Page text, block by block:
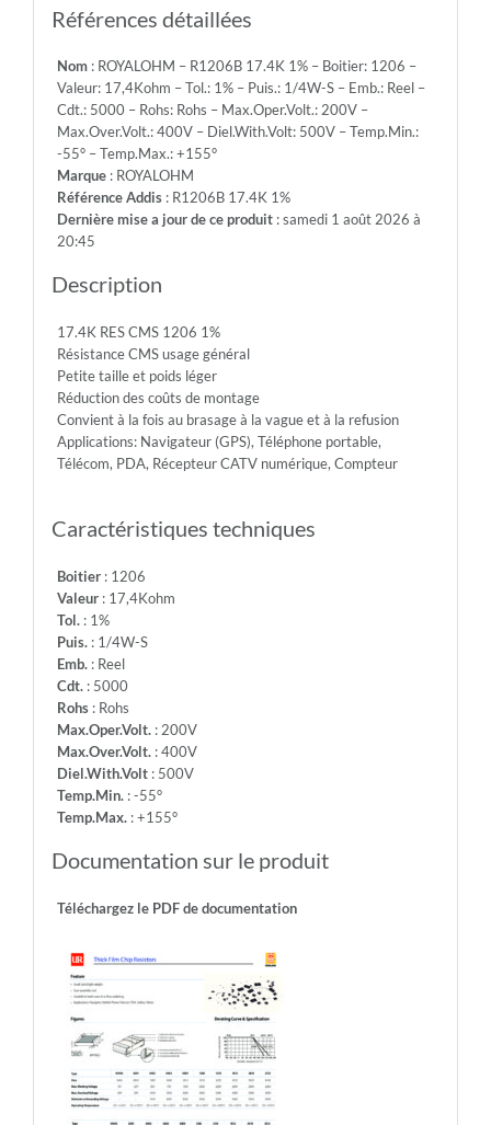
Cdt.:
5000
Rohs:
Rohs
-
Max.Oper.Volt.:
200V
-
Max.Over.Volt.:
400V
Temp.Min.:
-55°
-
Temp.Max.:
+155°
Références détaillées
Nom: ROYALOHM – R1206B 17.4K 1% – Boitier: 1206 –
Valeur: 17,4Kohm – Tol.: 1% – Puis.: 1/4W-S – Emb.: Reel –
Cdt.: 5000 – Rohs: Rohs – Max.Oper.Volt.: 200V –
Max.Over.Volt.: 400V – Diel.With.Volt: 500V – Temp.Min.:
-55° – Temp.Max.: +155°
Marque: ROYALOHM
Référence Addis: R1206B 17.4K 1%
Dernière mise a jour de ce produit: samedi 1 août 2026 à
20:45
Description
17.4K RES CMS 1206 1%
Résistance CMS usage général
Petite taille et poids léger
Réduction des coûts de montage
Convient à la fois au brasage à la vague et à la refusion
Applications: Navigateur (GPS), Téléphone portable,
Télécom, PDA, Récepteur CATV numérique, Compteur
Caractéristiques techniques
Boitier: 1206
Valeur: 17,4Kohm
Tol.: 1%
Puis.: 1/4W-S
Emb.: Reel
Cdt.: 5000
Rohs: Rohs
Max.Oper.Volt.: 200V
Max.Over.Volt.: 400V
Diel.With.Volt: 500V
Temp.Min.: -55°
Temp.Max.: +155°
Documentation sur le produit
Téléchargez le PDF de documentation